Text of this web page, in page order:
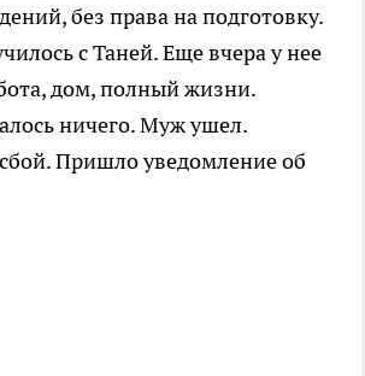
без права на подготовку.
с Таней. Еще вчера у нее
дом, полный жизни.
ничего. Муж ушел.
Пришло уведомление об